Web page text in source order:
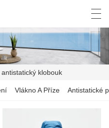
Deutsch
antistatický klobouk
Vlákno A Příze Antistatické